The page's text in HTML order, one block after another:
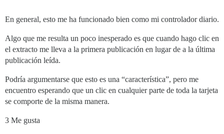
En general, esto me ha funcionado bien como mi controlador diario.
Algo que me resulta un poco inesperado es que cuando hago clic en
el extracto me lleva a la primera publicación en lugar de a la última
publicación leída.
Podría argumentarse que esto es una “característica”, pero me
encuentro esperando que un clic en cualquier parte de toda la tarjeta
se comporte de la misma manera.
3 Me gusta